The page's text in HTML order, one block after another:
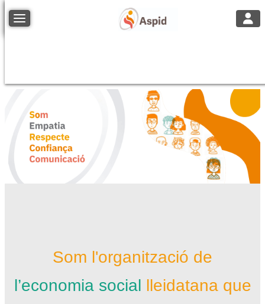
Toggle navigation
Som l'organització de
l’economia social lleidatana que